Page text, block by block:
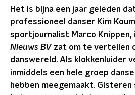
Het is bijna een jaar geleden
professioneel danser Kim
sportjournalist Marco Knippen,
Nieuws BV zat om te vertellen
danswereld. Als klokkenluider
inmiddels een hele groep
hebben meegemaakt. Gisteren